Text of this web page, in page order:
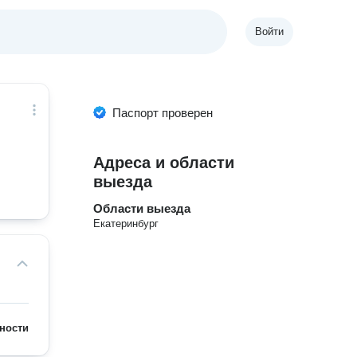
Войти
Паспорт проверен
Адреса и области
выезда
Области выезда
Екатеринбург